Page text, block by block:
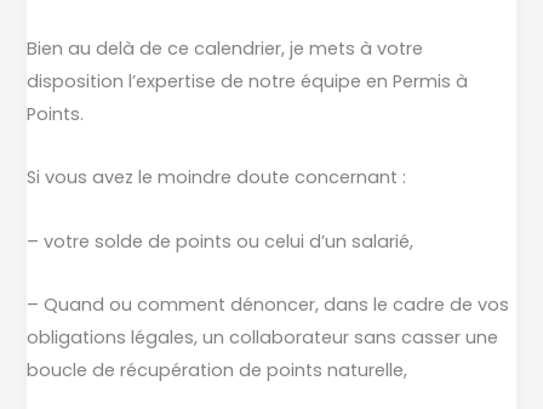
Bien au delà de ce calendrier, je mets à votre
disposition l’expertise de notre équipe en Permis à
Points.
Si vous avez le moindre doute concernant :
– votre solde de points ou celui d’un salarié,
– Quand ou comment dénoncer, dans le cadre de vos
obligations légales, un collaborateur sans casser une
boucle de récupération de points naturelle,
basés
sur
le
le
le
et
le
31.